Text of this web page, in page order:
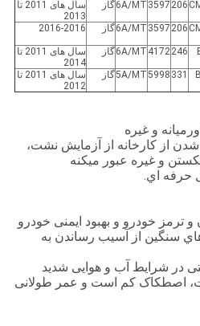
206
3597
6A/MTگاز
سال های 2011 تا
2013
206
3597
6A/MTگاز 2016-2016
246
4172
6A/MTگاز
سال های 2011 تا
2014
331
5998
5A/MTگاز
سال های 2011 تا
2012
از کارخانه از آزمايش نشت،
و غیره عبور ميکنه
سنگين از آسيب رساندن به
در شرایط آب و هوایی شدید
اصطکاک کم است و عمر طولانی